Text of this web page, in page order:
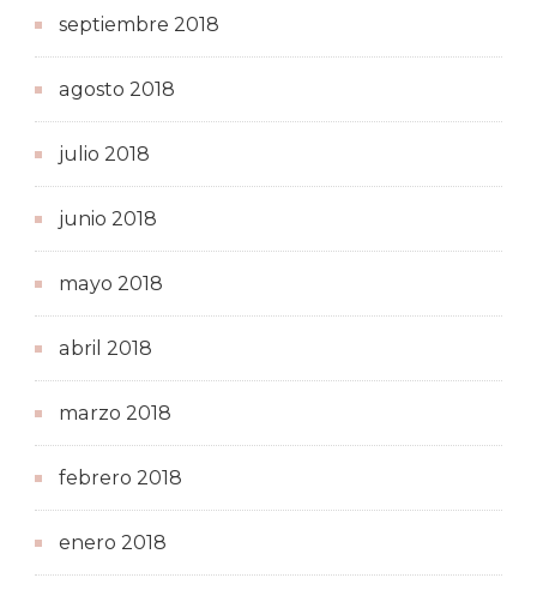
septiembre 2018
agosto 2018
julio 2018
junio 2018
mayo 2018
abril 2018
marzo 2018
febrero 2018
enero 2018